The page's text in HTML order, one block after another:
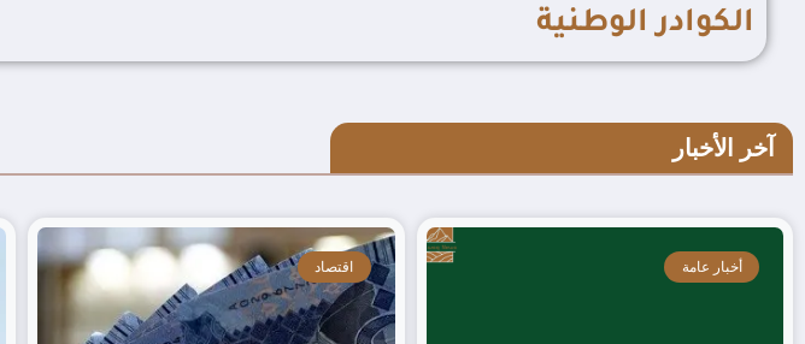
الكوادر الوطنية
آخر الأخبار
أخبار عامة اقتصاد